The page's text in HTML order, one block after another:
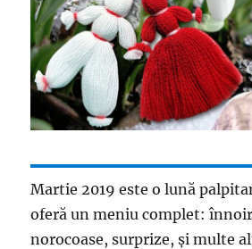
Martie 2019 este o lună
oferă un meniu complet:
norocoase, surprize, și multe